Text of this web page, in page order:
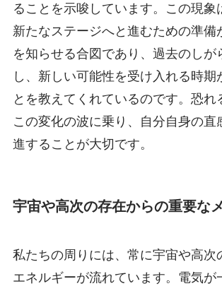
ることを示唆しています。この現象
新たなステージへと進むための準備
を知らせる合図であり、過去のしが
し、新しい可能性を受け入れる時期
とを教えてくれているのです。恐れ
この変化の波に乗り、自分自身の直
進することが大切です。
宇宙や高次の存在からの重要な
私たちの周りには、常に宇宙や高次
エネルギーが流れています。電気が